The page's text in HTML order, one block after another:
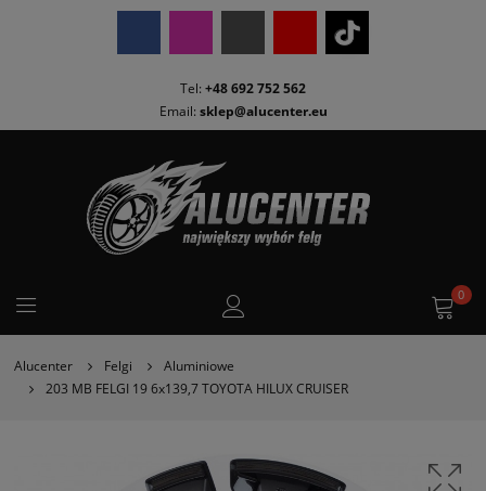
Tel: +48 692 752 562
Email: sklep@alucenter.eu
0
Alucenter Felgi
Aluminiowe
203 MB FELGI 19 6x139,7 TOYOTA HILUX CRUISER